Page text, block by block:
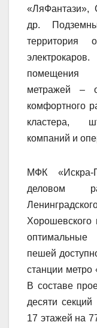
«ЛяФантази»,
др.
территория
помещения
метражей
комфортного
кластера,
компаний и
МФК «Искра-
деловом
Хорошевского
пешей
станции метро
В составе
десяти
17 этажей на